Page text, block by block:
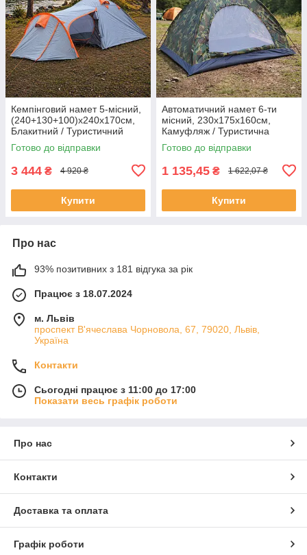
Кемпінговий намет 5-місний,
(240+130+100)х240х170см,
Блакитний / Туристичний
намет / Сімейний намет для
кемпінгу
Готово до відправки
3 444 ₴ 4 920 ₴
Купити
Автоматичний намет 6-ти
місний, 230x175x160см,
Камуфляж / Туристична
палатка / Намет автомат для
кемпінгу
Готово до відправки
1 135,45 ₴ 1 622,07 ₴
Купити
Про нас
93% позитивних з 181 відгука за рік
Працює з 18.07.2024
м. Львів
проспект В'ячеслава Чорновола, 67, 79020, Львів,
Україна
Контакти
Сьогодні працює з 11:00 до 17:00
Показати весь графік роботи
Про нас
Контакти
Доставка та оплата
Графік роботи